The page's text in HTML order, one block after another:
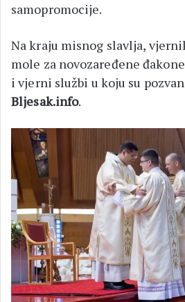
samopromocije.
Na kraju misnog slavlja,
mole za novozaređene
i vjerni službi u koju su
Bljesak.info.